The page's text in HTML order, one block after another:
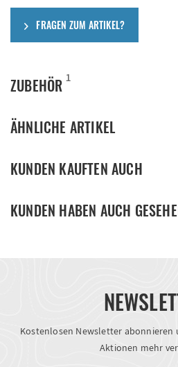
FRAGEN ZUM ARTIKEL?
ZUBEHÖR 1
ÄHNLICHE ARTIKEL
KUNDEN KAUFTEN AUCH
KUNDEN HABEN AUCH
Kostenlosen Newsletter abonnieren
Aktionen mehr